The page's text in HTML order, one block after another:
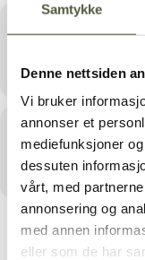
Samtykke
Denne nettsiden
Vi bruker
annonser et
mediefunksjoner
dessuten
vårt, med
annonsering og
med annen
eller som de har
Sted
Arrangør
ENGERDAL